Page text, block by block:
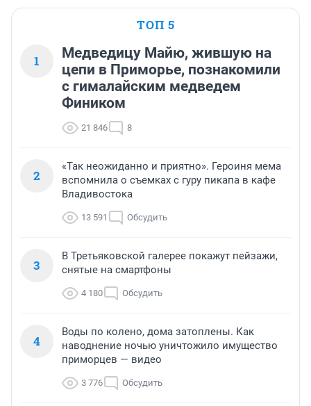
ТОП 5
1
Медведицу Майю, жившую на
цепи в Приморье, познакомили
с гималайским медведем
Фиником
21 846 8
2
«Так неожиданно и приятно». Героиня мема
вспомнила о съемках с гуру пикапа в кафе
Владивостока
13 591 Обсудить
3
В Третьяковской галерее покажут пейзажи,
снятые на смартфоны
4 180 Обсудить
4
Воды по колено, дома затоплены. Как
наводнение ночью уничтожило имущество
приморцев — видео
3 776 Обсудить